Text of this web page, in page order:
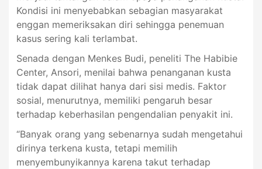
Kondisi ini menyebabkan sebagian masyarakat
enggan memeriksakan diri sehingga penemuan
kasus sering kali terlambat.
Senada dengan Menkes Budi, peneliti The Habibie
Center, Ansori, menilai bahwa penanganan kusta
tidak dapat dilihat hanya dari sisi medis. Faktor
sosial, menurutnya, memiliki pengaruh besar
terhadap keberhasilan pengendalian penyakit ini.
“Banyak orang yang sebenarnya sudah mengetahui
dirinya terkena kusta, tetapi memilih
menyembunyikannya karena takut terhadap